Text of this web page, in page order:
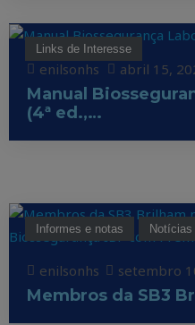
Links de Interesse
enilsonhs abril 15,
Manual
(4ª ed.,…
Informes e notas Notícias
enilsonhs setembro
Membros da SB3